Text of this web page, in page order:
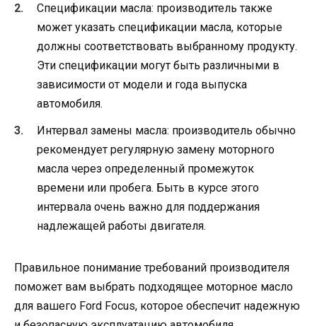
Спецификации масла: производитель также
может указать спецификации масла, которые
должны соответствовать выбранному продукту.
Эти спецификации могут быть различными в
зависимости от модели и года выпуска
автомобиля.
Интервал замены масла: производитель обычно
рекомендует регулярную замену моторного
масла через определенный промежуток
времени или пробега. Быть в курсе этого
интервала очень важно для поддержания
надлежащей работы двигателя.
Правильное понимание требований производителя
поможет вам выбрать подходящее моторное масло
для вашего Ford Focus, которое обеспечит надежную